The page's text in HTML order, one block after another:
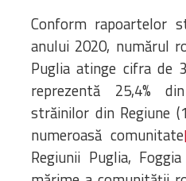
Conform rapoartelor
anului 2020, numărul
Puglia atinge cifra de
reprezentă 25,4%
străinilor din Regiune
numeroasă comunitate
Regiunii Puglia,